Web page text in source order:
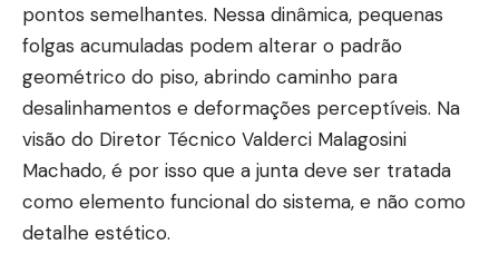
pontos semelhantes. Nessa dinâmica, pequenas
folgas acumuladas podem alterar o padrão
geométrico do piso, abrindo caminho para
desalinhamentos e deformações perceptíveis. Na
visão do Diretor Técnico Valderci Malagosini
Machado, é por isso que a junta deve ser tratada
como elemento funcional do sistema, e não como
detalhe estético.